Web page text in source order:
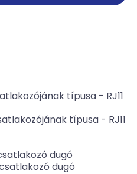
típusa- RJ11
típusa- RJ11
dugó
dugó